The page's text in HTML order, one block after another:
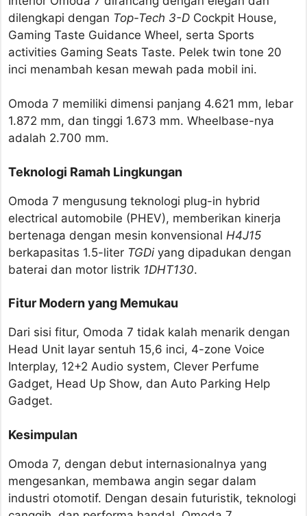
dilengkapi dengan Top-Tech 3-D Cockpit House,
Gaming Taste Guidance Wheel, serta Sports
activities Gaming Seats Taste. Pelek twin tone 20
inci menambah kesan mewah pada mobil ini.
Omoda 7 memiliki dimensi panjang 4.621 mm, lebar
1.872 mm, dan tinggi 1.673 mm. Wheelbase-nya
adalah 2.700 mm.
Teknologi Ramah Lingkungan
Omoda 7 mengusung teknologi plug-in hybrid
electrical automobile (PHEV), memberikan kinerja
bertenaga dengan mesin konvensional H4J15
berkapasitas 1.5-liter TGDi yang dipadukan dengan
baterai dan motor listrik 1DHT130.
Fitur Modern yang Memukau
Dari sisi fitur, Omoda 7 tidak kalah menarik dengan
Head Unit layar sentuh 15,6 inci, 4-zone Voice
Interplay, 12+2 Audio system, Clever Perfume
Gadget, Head Up Show, dan Auto Parking Help
Gadget.
Kesimpulan
Omoda 7, dengan debut internasionalnya yang
mengesankan, membawa angin segar dalam
industri otomotif. Dengan desain futuristik, teknologi